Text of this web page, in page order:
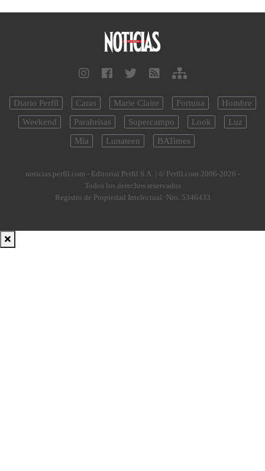
Diario Perfil Caras Marie Claire Fortuna
Hombre
Weekend
Parabrisas Supercampo Look
Luz
Mía
Lunateen BATimes
noticias.perfil.com - Editorial Perfil S.A. | © Perfil.com 2006-2026 -
Todos los derechos reservados
Registro de Propiedad Intelectual: Nro. 5346433